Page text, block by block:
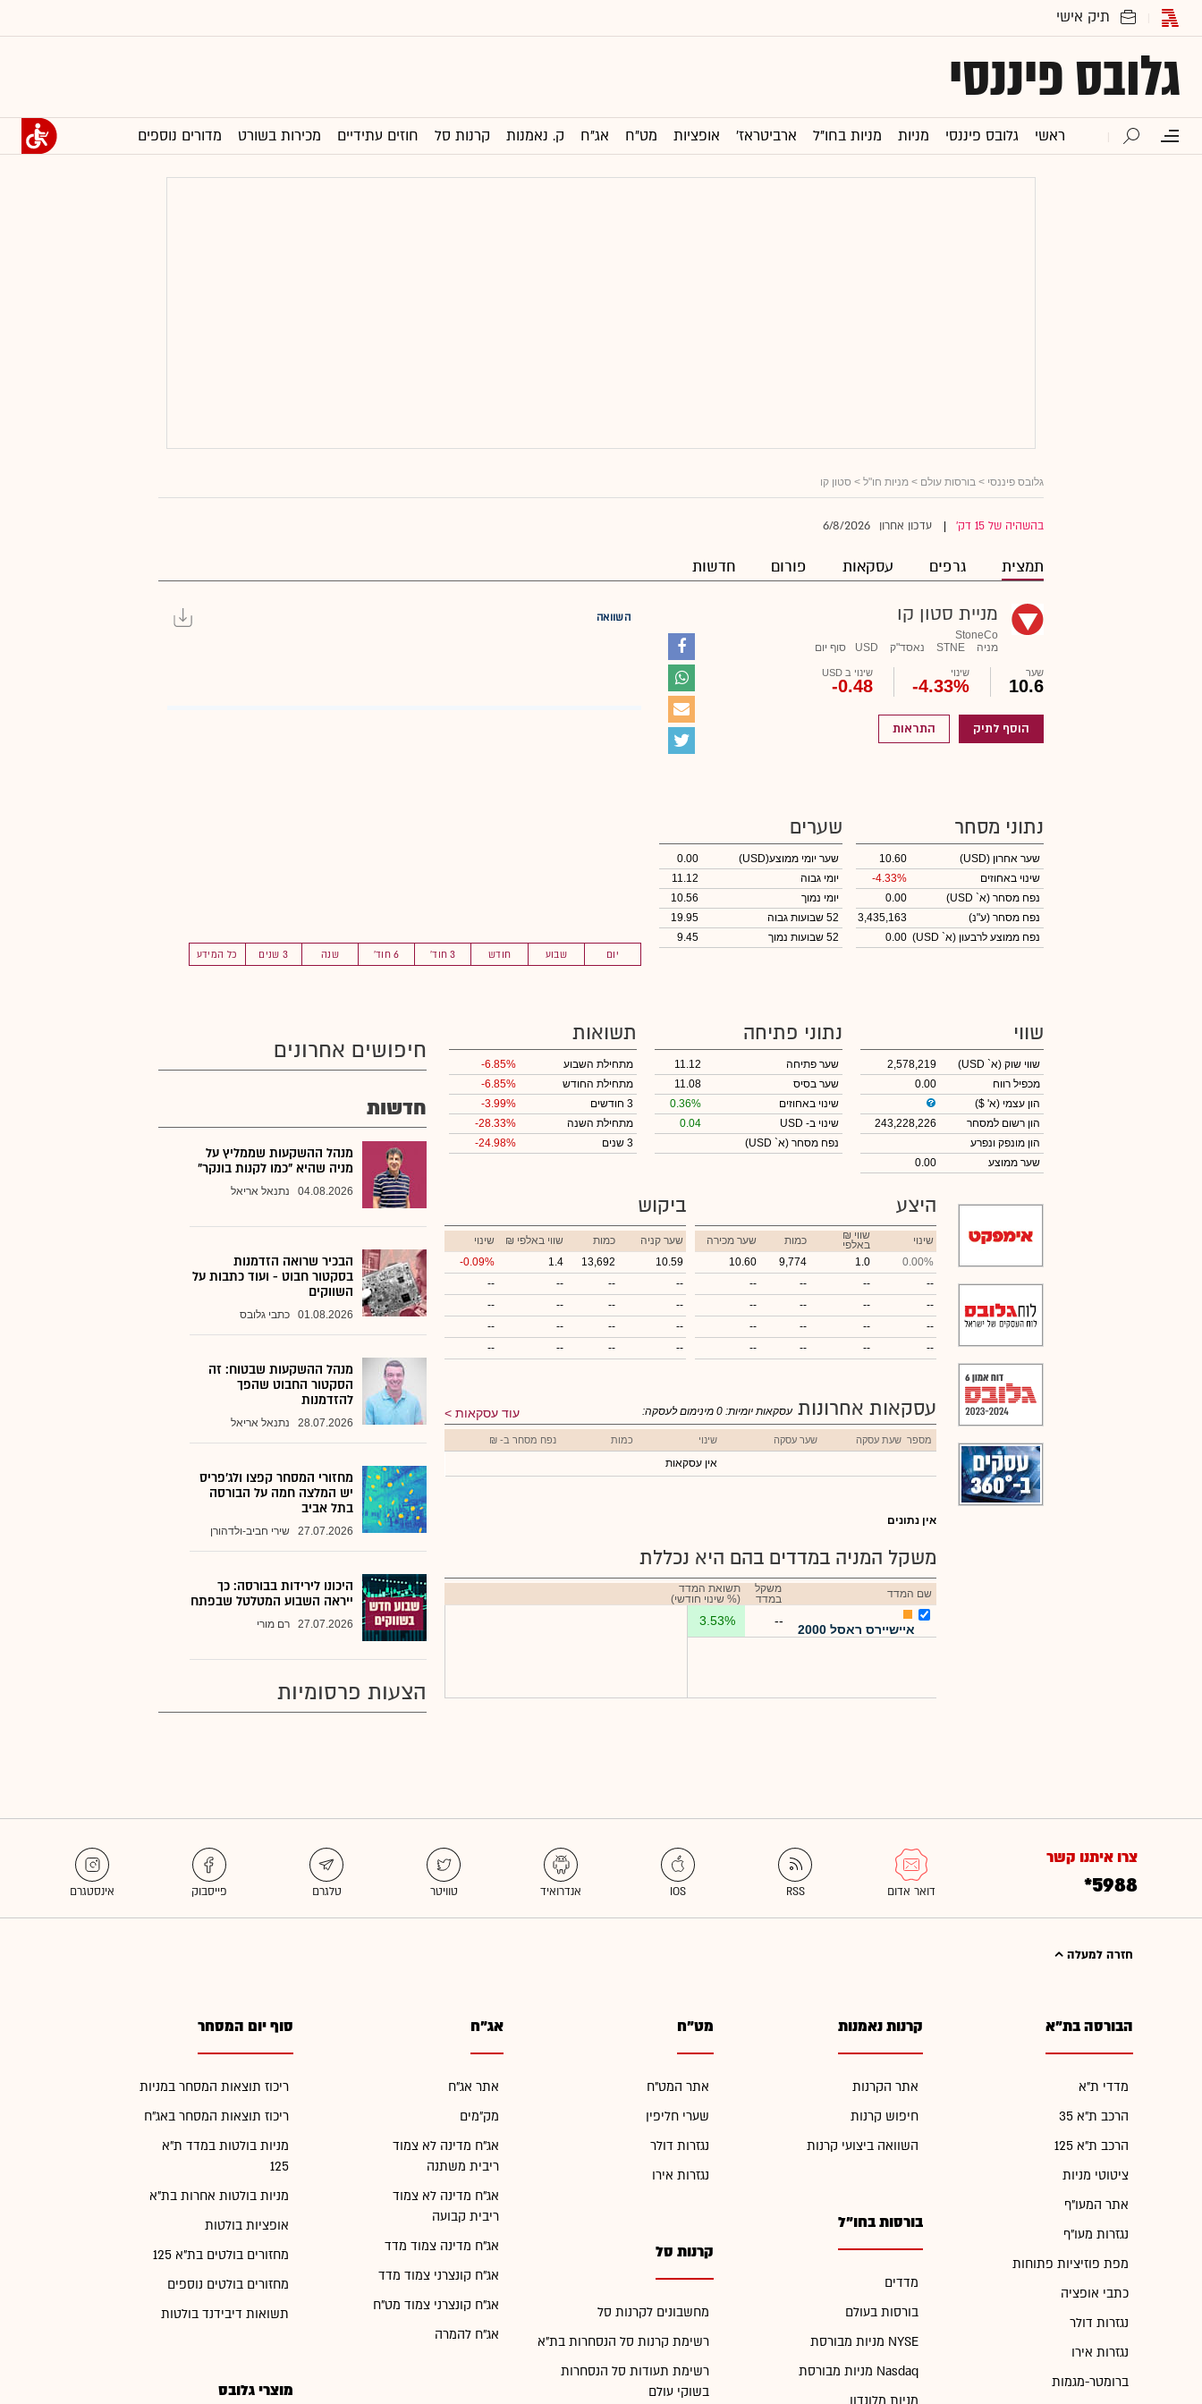
גלובס פיננסי
ראשי גלובס פיננסי מניות מניות בחו"ל ארביטראז' אופציות מט"ח אג"ח ק. נאמנות קרנות סל חוזים עתידיים מכירות בשורט מדורים נוספים
גלובס פיננסי > בורסות עולם > מניות חו"ל > סטון קו
בהשהיה של 15 דק' עדכון אחרון 6/8/2026
תמצית גרפים עסקאות פורום חדשות
מניית סטון קו
StoneCo
מניה
STNE נאסד"ק USD סוף יום
שער
10.6
שינוי
-4.33%
שינוי ב USD
-0.48
הוסף לתיק התראות
השוואה
יום שבוע חודש 3 חוד' 6 חוד' שנה 3 שנים כל המידע
נתוני מסחר
שער אחרון (USD)
10.60
שינוי באחוזים
-4.33%
נפח מסחר (א` USD)
0.00
נפח מסחר (ע"נ)
3,435,163
נפח ממוצע לרבעון (א` USD)
0.00
שערים
שער יומי ממוצע(USD)
0.00
יומי גבוה
11.12
יומי נמוך
10.56
52 שבועות גבוה
19.95
52 שבועות נמוך
9.45
שווי
שווי שוק (א` USD)
2,578,219
מכפיל רווח
0.00
הון עצמי (א' $)
הון רשום למסחר
243,228,226
הון מונפק ונפרע
שער ממוצע
0.00
נתוני פתיחה
שער פתיחה
11.12
שער בסיס
11.08
שינוי באחוזים
0.36%
שינוי ב- USD
0.04
נפח מסחר (א` USD)
תשואות
מתחילת השבוע
-6.85%
מתחילת החודש
-6.85%
3 חודשים
-3.99%
מתחילת השנה
-28.33%
3 שנים
-24.98%
היצע
שינוי ₪ שווי
באלפי כמות
שער מכירה
0.00%
1.0
9,774
10.60
--
--
--
--
--
--
--
--
--
--
--
--
--
--
--
--
ביקוש
שער קניה כמות ₪ שווי באלפי
שינוי
10.59
13,692
1.4
-0.09%
--
--
--
--
--
--
--
--
--
--
--
--
--
--
--
--
עסקאות אחרונות עוד עסקאות עסקאות יומיות: 0 מינימום לעסקה:
מספר שעת עסקה שער עסקה שינוי כמות נפח מסחר ב- ₪
אין עסקאות
אין נתונים
משקל המניה במדדים בהם היא נכללת
שם המדד
משקל
במדד
תשואת המדד
(% שינוי חודשי)
איישיירס ראסל 2000
--
3.53%
חיפושים אחרונים
חדשות
מנהל ההשקעות שממליץ על
מניה שהיא "כמו לקנות בונקר"
04.08.2026 נתנאל אריאל
הבכיר שרואה הזדמנות
בסקטור חבוט - ועוד כתבות על
השווקים
01.08.2026 כתבי גלובס
מנהל ההשקעות שבטוח: זה
הסקטור החבוט שהפך
להזדמנות
28.07.2026 נתנאל אריאל
מחזורי המסחר קפצו ולג'פריס
יש המלצה חמה על הבורסה
בתל אביב
27.07.2026 שירי חביב-ולדהורן
היכונו לירידות בבורסה: כך
ייראה השבוע המטלטל שבפתח
27.07.2026 רם מורי
הצעות פרסומיות
צרו איתנו קשר
*5988
חזרה למעלה
הבורסה בת"א
מדדי ת"א
הרכב ת"א 35
הרכב ת"א 125
ציטוטי מניות
אתר המעו"ף
נגזרות מעו"ף
מפת פוזיציות פתוחות
כתבי אופציה
נגזרות דולר
נגזרות אירו
ברומטר-מגמות
קרנות נאמנות
אתר הקרנות
חיפוש קרנות
השוואה ביצועי קרנות
בורסות בחו"ל
מדדים
בורסות בעולם
מניות מבורסת NYSE
מניות מבורסת Nasdaq
מט"ח
אתר המט"ח
שערי חליפין
נגזרות דולר
נגזרות אירו
קרנות סל
מחשבונים לקרנות סל
רשימת קרנות סל הנסחרות בת"א
רשימת תעודות סל הנסחרות
בשוקי עולם
אג"ח
אתר אג"ח
מק"מים
אג"ח מדינה לא צמוד
ריבית משתנה
אג"ח מדינה לא צמוד
ריבית קבועה
אג"ח מדינה צמוד מדד
אג"ח קונצרני צמוד מדד
אג"ח קונצרני צמוד מט"ח
אג"ח להמרה
סוף יום המסחר
ריכוז תוצאות המסחר במניות
ריכוז תוצאות המסחר באג"ח
מניות בולטות במדד ת"א
125
מניות בולטות אחרות בת"א
אופציות בולטות
מחזורים בולטים בת"א 125
מחזורים בולטים נוספים
תשואות דיבידנד בולטות
מוצרי גלובס